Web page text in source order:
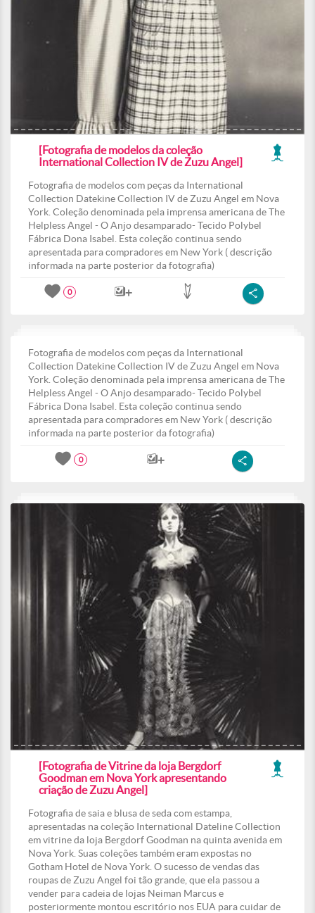
[Fotografia de modelos da coleção
International Collection IV de Zuzu Angel]
Fotografia de modelos com peças da International
Collection Datekine Collection IV de Zuzu Angel em Nova
York. Coleção denominada pela imprensa americana de The
Helpless Angel - O Anjo desamparado- Tecido Polybel
Fábrica Dona Isabel. Esta coleção continua sendo
apresentada para compradores em New York ( descrição
informada na parte posterior da fotografia)
0
Fotografia de modelos com peças da International
Collection Datekine Collection IV de Zuzu Angel em Nova
York. Coleção denominada pela imprensa americana de The
Helpless Angel - O Anjo desamparado- Tecido Polybel
Fábrica Dona Isabel. Esta coleção continua sendo
apresentada para compradores em New York ( descrição
informada na parte posterior da fotografia)
0
[Fotografia de Vitrine da loja Bergdorf
Goodman em Nova York apresentando
criação de Zuzu Angel]
Fotografia de saia e blusa de seda com estampa,
apresentadas na coleção International Dateline Collection
em vitrine da loja Bergdorf Goodman na quinta avenida em
Nova York. Suas coleções também eram expostas no
Gotham Hotel de Nova York. O sucesso de vendas das
roupas de Zuzu Angel foi tão grande, que ela passou a
vender para cadeia de lojas Neiman Marcus e
posteriormente montou escritório nos EUA para cuidar de